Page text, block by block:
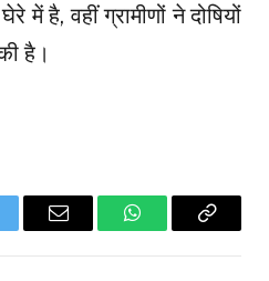
में है, वहीं ग्रामीणों ने दोषियों
है।
Email WhatsAppCopy